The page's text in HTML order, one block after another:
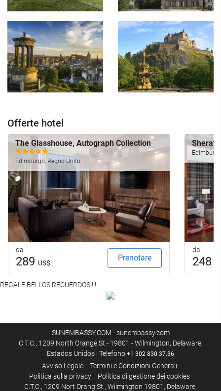
Offerte hotel
The Glasshouse, Autograph Collection
Edimburgo, Regno Unito
da
289 US$
Prenotare
da
248
REGALE BELLOS RECUERDOS !!!
SUNEMBASSY.COM - sunembassy.com
C.T.C., 1209 North Orange St - 19801 - Wilmington, Delaware,
Estados Unidos | Telefono +1 302 830.37.36
Avviso Legale
Termini e Condizioni Generali
Politica sulla privacy
Politica di gestione dei cookies
C.T.C., 1209 Nort Orang St., Wilmington 19801, Delaware,